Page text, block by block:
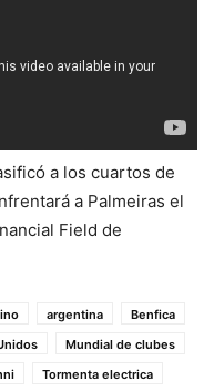
a los cuartos de
a Palmeiras el
Field de
argentina
Benfica
Mundial de clubes
Tormenta electrica